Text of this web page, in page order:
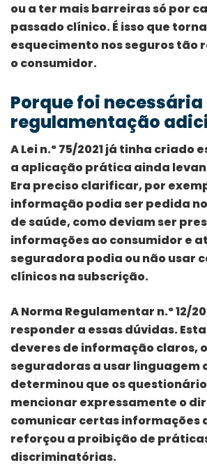
ou a ter mais barreiras só por
passado clínico. É isso que
esquecimento nos seguros tão
o consumidor.
Porque foi
regulamentação
A Lei n.º 75/2021 já tinha criado
a aplicação prática ainda
Era preciso clarificar, por
informação podia ser pedida
de saúde, como deviam ser
informações ao consumidor e
seguradora podia ou não usar
clínicos na subscrição.
A Norma Regulamentar n.º 12/
responder a essas dúvidas.
deveres de informação claros,
seguradoras a usar linguagem
determinou que os
mencionar expressamente o
comunicar certas informações
reforçou a proibição de
discriminatórias.